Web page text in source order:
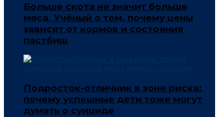
Больше скота не значит больше
мяса. Учёный о том, почему цены
зависят от кормов и состояния
пастбищ
Подросток-отличник в зоне риска:
почему успешные дети тоже могут
думать о суициде